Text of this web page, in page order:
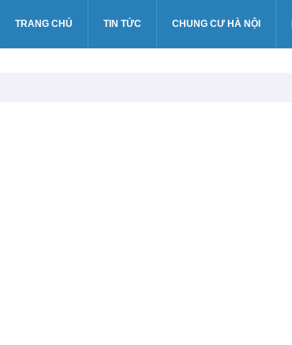
TRANG CHỦ TIN TỨC CHUNG CƯ HÀ NỘI